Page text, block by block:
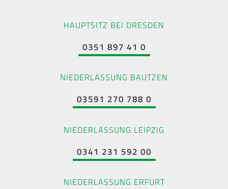
HAUPTSITZ BEI DRESDEN
0351 897 41 0
NIEDERLASSUNG BAUTZEN
03591 270 788 0
NIEDERLASSUNG LEIPZIG
0341 231 592 00
NIEDERLASSUNG ERFURT